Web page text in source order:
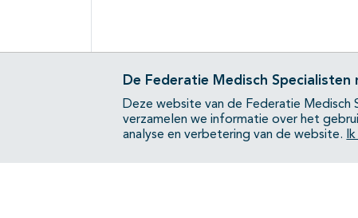
De Federatie Medisch
Deze website van de Federatie Medisch
verzamelen we informatie over het
analyse en verbetering van de website.